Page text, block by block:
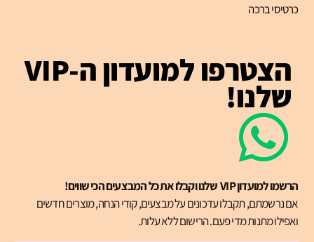
כרטיסי ברכה
הצטרפו למועדון ה-VIP
שלנו!
הרשמו למועדון VIP שלנו וקבלו את כל המבצעים הכי שווים!
אם נרשמתם, תקבלו עדכונים על מבצעים, קודי הנחה, מוצרים חדשים
ואפילו מתנות מדי פעם. הרישום ללא עלות.